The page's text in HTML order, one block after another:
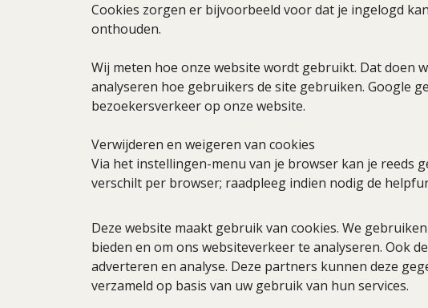
Cookies zorgen er bijvoorbeeld voor dat je ingelogd
onthouden.
Wij meten hoe onze website wordt gebruikt. Dat doen
analyseren hoe gebruikers de site gebruiken. Google
bezoekersverkeer op onze website.
Verwijderen en weigeren van cookies
Via het instellingen-menu van je browser kan je reeds
verschilt per browser; raadpleeg indien nodig de
Deze website maakt gebruik van cookies. We
bieden en om ons websiteverkeer te analyseren. Ook
adverteren en analyse. Deze partners kunnen deze
verzameld op basis van uw gebruik van hun services.